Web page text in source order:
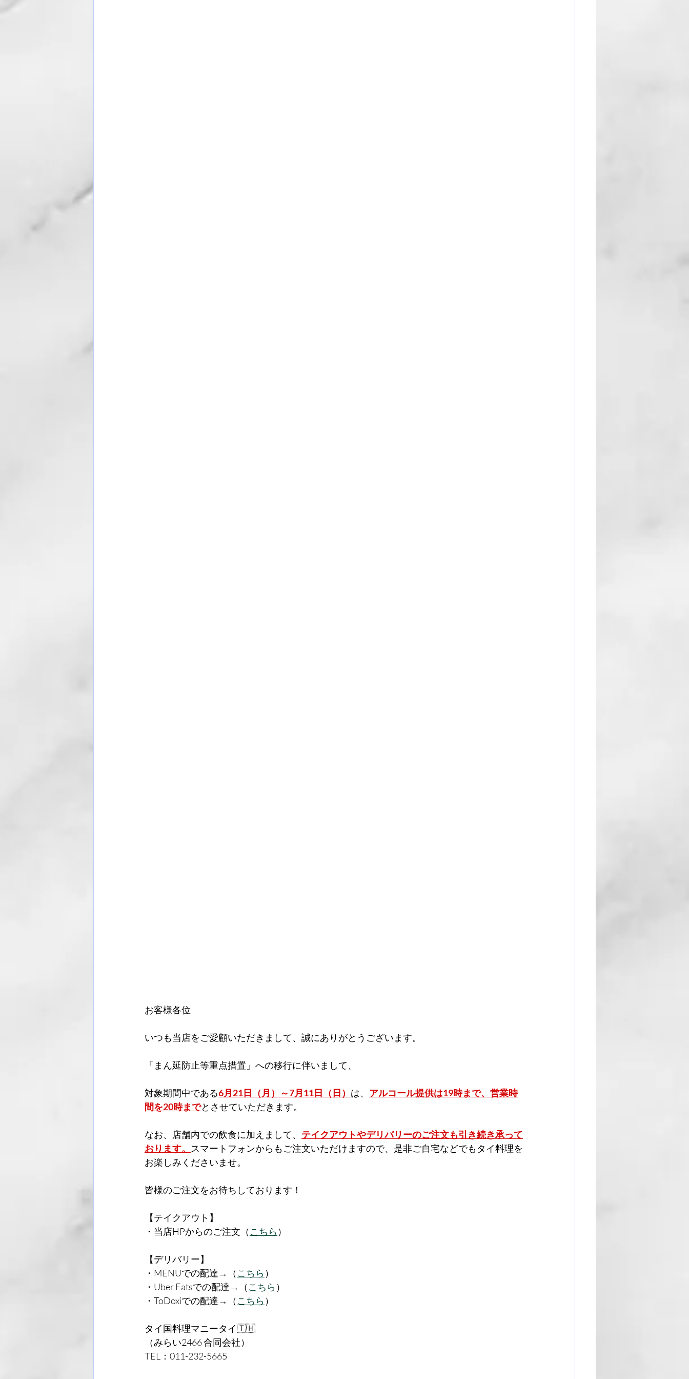
お客様各位
いつも当店をご愛顧いただきまして、誠にありがとうございます。
「まん延防止等重点措置」への移行に伴いまして、
対象期間中である6月21日（月）～7月11日（日） は、 アルコール提供は19時まで、営業時
間を20時までとさせていただきます。
なお、店舗内での飲食に加えまして、 テイクアウトやデリバリーのご注文も引き続き承って
おります。
スマートフォンからもご注文いただけますので、是非ご自宅などでもタイ料理を
お楽しみくださいませ。
皆様のご注文をお待ちしております！
【テイクアウト】
・当店HPからのご注文（ こちら ）
【デリバリー】
・MENUでの配達→（ こちら ）
・Uber Eatsでの配達→（ こちら ）
・ToDoxiでの配達→（ こちら ）
タイ国料理マニータイ🇹🇭
（みらい2466 合同会社）
TEL：011-232-5665